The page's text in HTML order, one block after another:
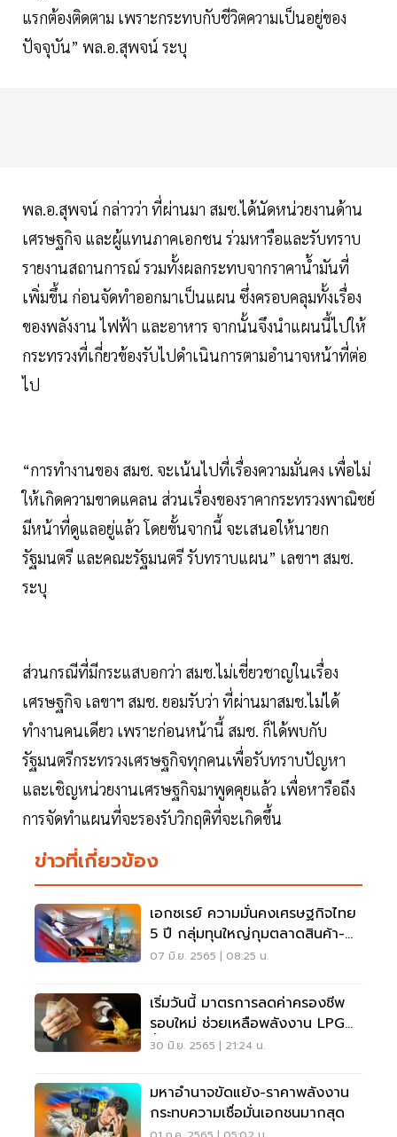
แรกต้องติดตาม เพราะกระทบกับชีวิตความเป็นอยู่ของ
ปัจจุบัน” พล.อ.สุพจน์ ระบุ
พล.อ.สุพจน์ กล่าวว่า ที่ผ่านมา สมช.ได้นัดหน่วยงานด้าน
เศรษฐกิจ และผู้แทนภาคเอกชน ร่วมหารือและรับทราบ
รายงานสถานการณ์ รวมทั้งผลกระทบจากราคาน้ำมันที่
เพิ่มขึ้น ก่อนจัดทำออกมาเป็นแผน ซึ่งครอบคลุมทั้งเรื่อง
ของพลังงาน ไฟฟ้า และอาหาร จากนั้นจึงนำแผนนี้ไปให้
กระทรวงที่เกี่ยวข้องรับไปดำเนินการตามอำนาจหน้าที่ต่อ
ไป
“การทำงานของ สมช. จะเน้นไปที่เรื่องความมั่นคง เพื่อไม่
ให้เกิดความขาดแคลน ส่วนเรื่องของราคากระทรวงพาณิชย์
มีหน้าที่ดูแลอยู่แล้ว โดยขั้นจากนี้ จะเสนอให้นายก
รัฐมนตรี และคณะรัฐมนตรี รับทราบแผน” เลขาฯ สมช.
ระบุ
ส่วนกรณีที่มีกระแสบอกว่า สมช.ไม่เชี่ยวชาญในเรื่อง
เศรษฐกิจ เลขาฯ สมช. ยอมรับว่า ที่ผ่านมาสมช.ไม่ได้
ทำงานคนเดียว เพราะก่อนหน้านี้ สมช. ก็ได้พบกับ
รัฐมนตรีกระทรวงเศรษฐกิจทุกคนเพื่อรับทราบปัญหา
และเชิญหน่วยงานเศรษฐกิจมาพูดคุยแล้ว เพื่อหารือถึง
การจัดทำแผนที่จะรองรับวิกฤติที่จะเกิดขึ้น
ข่าวที่เกี่ยวข้อง
เอกซเรย์ ความมั่นคงเศรษฐกิจไทย
5 ปี กลุ่มทุนใหญ่กุมตลาดสินค้า-
บริการ
07 มิ.ย. 2565 | 08:25 น.
เริ่มวันนี้ มาตรการลดค่าครองชีพ
รอบใหม่ ช่วยเหลือพลังงาน LPG
น้ำมันแพง
30 มิ.ย. 2565 | 21:24 น.
มหาอำนาจขัดแย้ง-ราคาพลังงาน
กระทบความเชื่อมั่นเอกชนมากสุด